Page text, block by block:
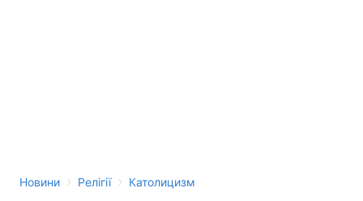
Новини › Релігії › Католицизм